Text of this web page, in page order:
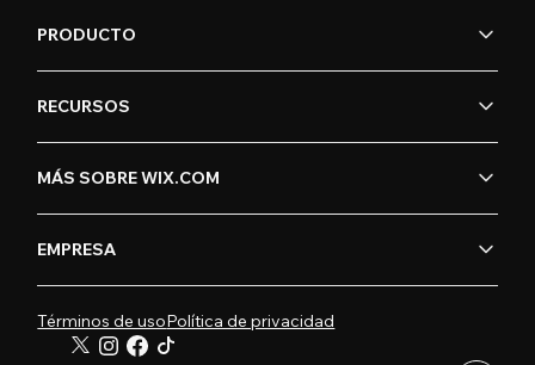
PRODUCTO
RECURSOS
MÁS SOBRE WIX.COM
EMPRESA
Términos de usoPolítica de privacidad